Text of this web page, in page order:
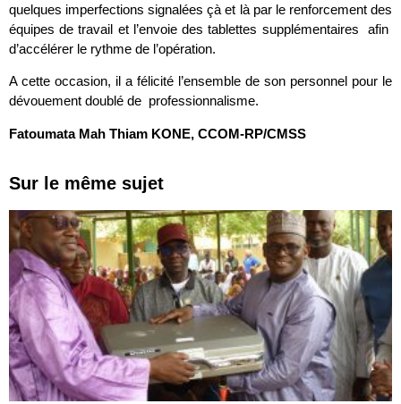
quelques imperfections signalées çà et là par le renforcement des
équipes de travail et l’envoie des tablettes supplémentaires afin
d’accélérer le rythme de l’opération.
A cette occasion, il a félicité l’ensemble de son personnel pour le
dévouement doublé de professionnalisme.
Fatoumata Mah Thiam KONE, CCOM-RP/CMSS
Sur le même sujet